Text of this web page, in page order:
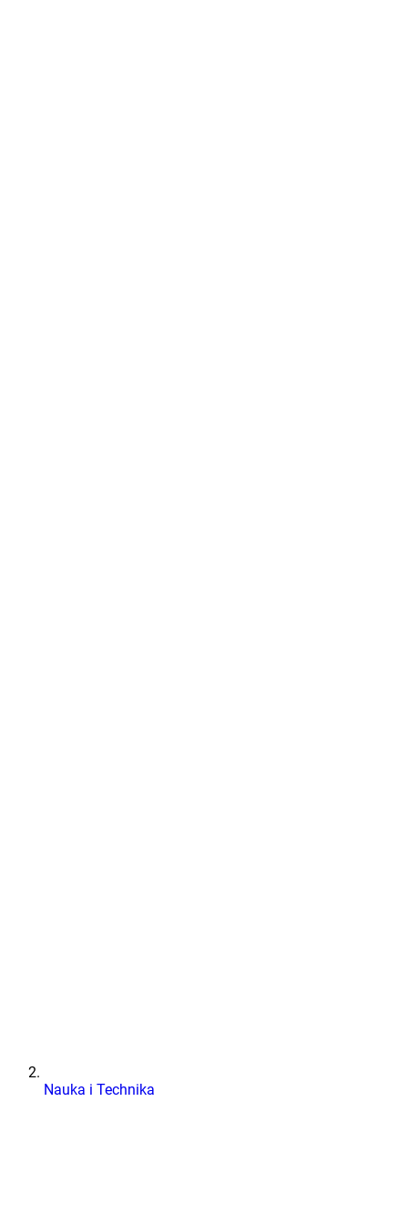
Nauka i Technika